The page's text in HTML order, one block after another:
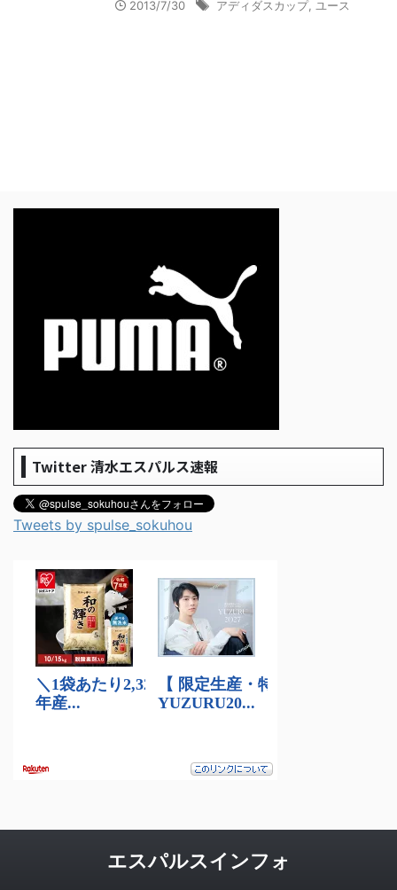
2013/7/30 アディダスカップ, ユース
Twitter 清水エスパルス速報
Tweets by spulse_sokuhou
エスパルスインフォ